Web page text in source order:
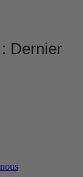
Dernier